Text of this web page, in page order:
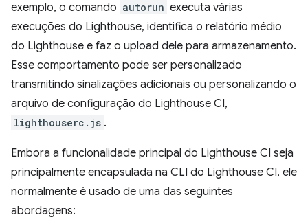
exemplo, o comando autorun executa várias
execuções do Lighthouse, identifica o relatório médio
do Lighthouse e faz o upload dele para armazenamento.
Esse comportamento pode ser personalizado
transmitindo sinalizações adicionais ou personalizando o
arquivo de configuração do Lighthouse CI,
lighthouserc.js .
Embora a funcionalidade principal do Lighthouse CI seja
principalmente encapsulada na CLI do Lighthouse CI, ele
normalmente é usado de uma das seguintes
abordagens: